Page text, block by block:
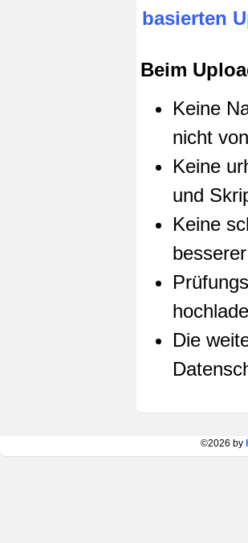
basierten
Beim
Keine
nicht
Keine
und
Keine
Die
©2026 by